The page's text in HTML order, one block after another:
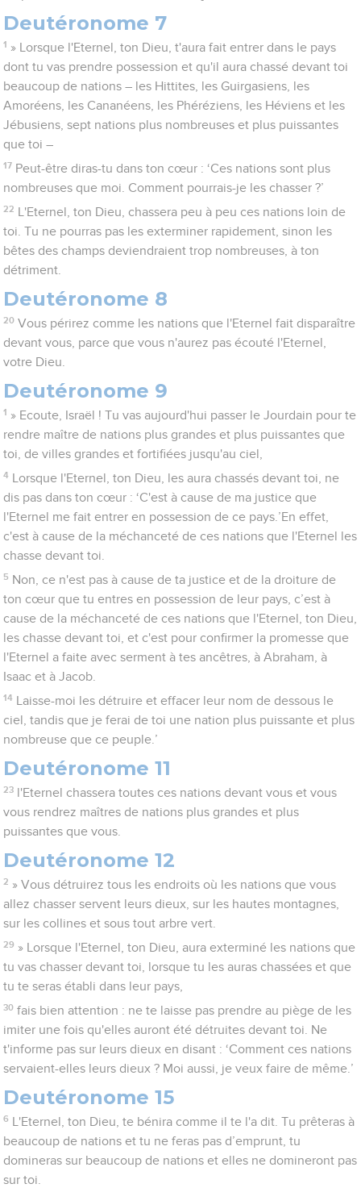
Deutéronome 7
1 » Lorsque l'Eternel, ton Dieu, t'aura fait entrer dans le pays
dont tu vas prendre possession et qu'il aura chassé devant toi
beaucoup de nations – les Hittites, les Guirgasiens, les
Amoréens, les Cananéens, les Phéréziens, les Héviens et les
Jébusiens, sept nations plus nombreuses et plus puissantes
que toi –
17 Peut-être diras-tu dans ton cœur : ‘Ces nations sont plus
nombreuses que moi. Comment pourrais-je les chasser ?’
22
L'Eternel, ton Dieu, chassera peu à peu ces nations loin de
toi. Tu ne pourras pas les exterminer rapidement, sinon les
bêtes des champs deviendraient trop nombreuses, à ton
détriment.
Deutéronome 8
20 Vous périrez comme les nations que l'Eternel fait disparaître
devant vous, parce que vous n'aurez pas écouté l'Eternel,
votre Dieu.
Deutéronome 9
1 » Ecoute, Israël ! Tu vas aujourd'hui passer le Jourdain pour te
rendre maître de nations plus grandes et plus puissantes que
toi, de villes grandes et fortifiées jusqu'au ciel,
4
Lorsque l'Eternel, ton Dieu, les aura chassés devant toi, ne
dis pas dans ton cœur : ‘C'est à cause de ma justice que
l'Eternel me fait entrer en possession de ce pays.’En effet,
c'est à cause de la méchanceté de ces nations que l'Eternel les
chasse devant toi.
5 Non, ce n'est pas à cause de ta justice et de la droiture de
ton cœur que tu entres en possession de leur pays, c’est à
cause de la méchanceté de ces nations que l'Eternel, ton Dieu,
les chasse devant toi, et c'est pour confirmer la promesse que
l'Eternel a faite avec serment à tes ancêtres, à Abraham, à
Isaac et à Jacob.
14
Laisse-moi les détruire et effacer leur nom de dessous le
ciel, tandis que je ferai de toi une nation plus puissante et plus
nombreuse que ce peuple.’
Deutéronome 11
23
l'Eternel chassera toutes ces nations devant vous et vous
vous rendrez maîtres de nations plus grandes et plus
puissantes que vous.
Deutéronome 12
2 » Vous détruirez tous les endroits où les nations que vous
allez chasser servent leurs dieux, sur les hautes montagnes,
sur les collines et sous tout arbre vert.
29 » Lorsque l'Eternel, ton Dieu, aura exterminé les nations que
tu vas chasser devant toi, lorsque tu les auras chassées et que
tu te seras établi dans leur pays,
30 fais bien attention : ne te laisse pas prendre au piège de les
imiter une fois qu'elles auront été détruites devant toi. Ne
t'informe pas sur leurs dieux en disant : ‘Comment ces nations
servaient-elles leurs dieux ? Moi aussi, je veux faire de même.’
Deutéronome 15
6
L'Eternel, ton Dieu, te bénira comme il te l'a dit. Tu prêteras à
beaucoup de nations et tu ne feras pas d’emprunt, tu
domineras sur beaucoup de nations et elles ne domineront pas
sur toi.